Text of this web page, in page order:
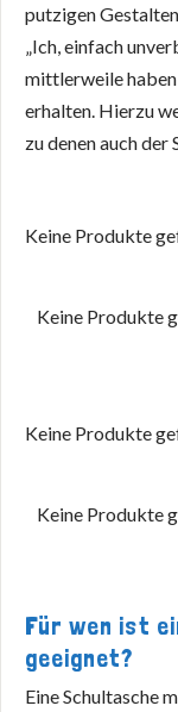
putzigen
„Ich, einfach
mittlerweile
erhalten. Hierzu
zu denen auch
Keine Produkte
Keine Produkte
Keine Produkte
Keine Produkte
Für wen ist
geeignet?
Eine Schultasche